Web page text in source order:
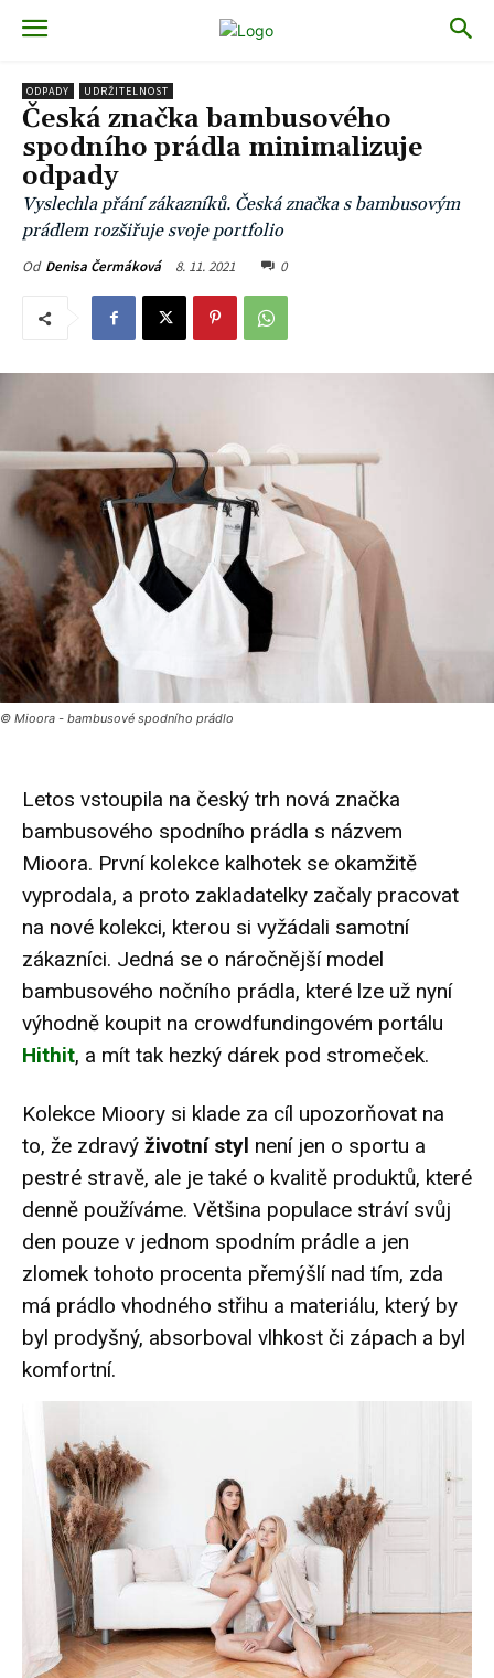
ODPADY UDRŽITELNOST
Česká značka bambusového
spodního prádla minimalizuje
odpady
Vyslechla přání zákazníků. Česká značka s bambusovým
prádlem rozšiřuje svoje portfolio
Od Denisa Čermáková 8. 11. 2021 0
© Mioora - bambusové spodního prádlo
Letos vstoupila na český trh nová značka
bambusového spodního prádla s názvem
Mioora. První kolekce kalhotek se okamžitě
vyprodala, a proto zakladatelky začaly pracovat
na nové kolekci, kterou si vyžádali samotní
zákazníci. Jedná se o náročnější model
bambusového nočního prádla, které lze už nyní
výhodně koupit na crowdfundingovém portálu
Hithit, a mít tak hezký dárek pod stromeček.
Kolekce Mioory si klade za cíl upozorňovat na
to, že zdravý životní styl není jen o sportu a
pestré stravě, ale je také o kvalitě produktů, které
denně používáme. Většina populace stráví svůj
den pouze v jednom spodním prádle a jen
zlomek tohoto procenta přemýšlí nad tím, zda
má prádlo vhodného střihu a materiálu, který by
byl prodyšný, absorboval vlhkost či zápach a byl
komfortní.